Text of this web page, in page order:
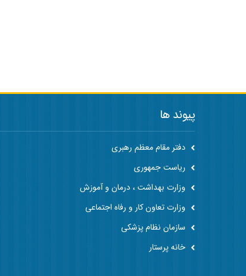
پیوند ها
دفتر مقام معظم رهبری
ریاست جمهوری
وزارت بهداشت ، درمان و آموزش
وزارت تعاون کار و رفاه اجتماعی
سازمان نظام پزشکی
خانه پرستار